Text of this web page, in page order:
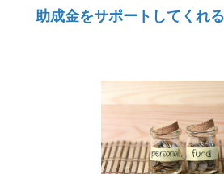
助成金をサポートしてくれ